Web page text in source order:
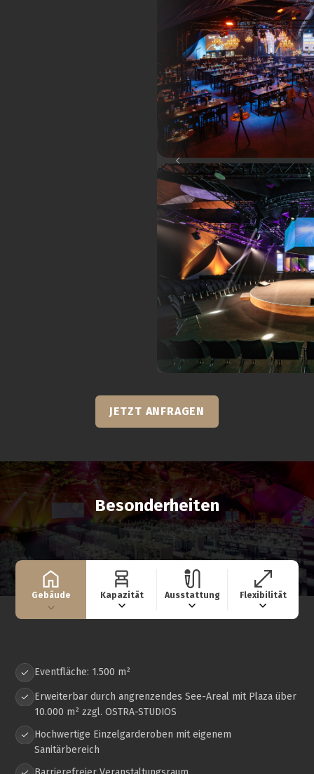
JETZT ANFRAGEN
Besonderheiten
Gebäude Kapazität Ausstattung Flexibilität
Eventfläche: 1.500 m²
Erweiterbar durch angrenzendes See-Areal mit Plaza über
10.000 m² zzgl. OSTRA-STUDIOS
Hochwertige Einzelgarderoben mit eigenem
Sanitärbereich